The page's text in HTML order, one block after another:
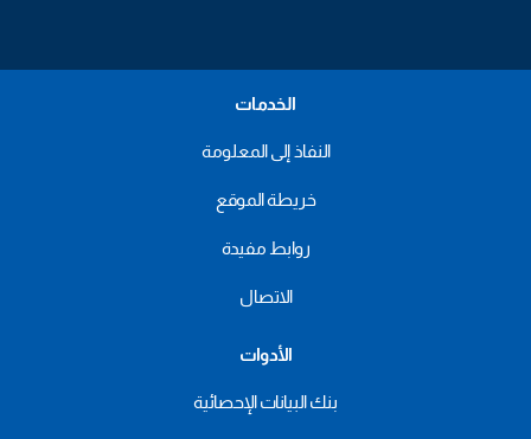
الخدمات
النفاذ إلى المعلومة
خريطة الموقع
روابط مفيدة
الاتصال
الأدوات
بنك البيانات الإحصائية